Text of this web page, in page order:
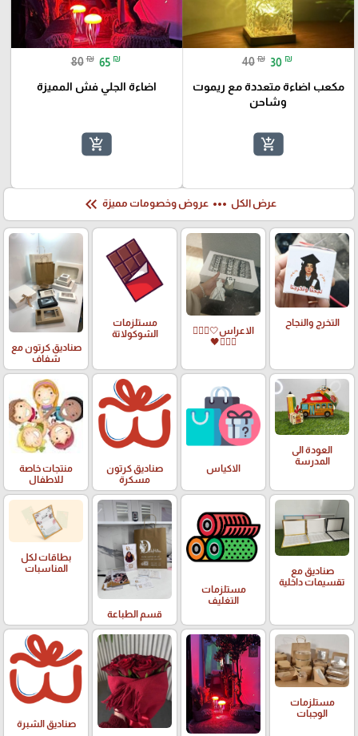
40 ₪ 30 ₪
مكعب اضاءة متعددة مع ريموت
وشاحن
add_shopping_cart
80 ₪ 65 ₪
اضاءة الجلي فش المميزة
add_shopping_cart
عرض الكل more_horiz عروض وخصومات مميزة keyboard_double_arrow_left
التخرج والنجاح
الاعراس🤍🤵🏻‍♀️
👰🏻‍♀️🖤
مستلزمات
الشوكولاتة
صناديق كرتون مع
شفاف
العودة الى
المدرسة
الاكياس
صناديق كرتون
مسكرة
منتجات خاصة
للاطفال
صناديق مع
تقسيمات داخلية
مستلزمات
التغليف
قسم الطباعة
بطاقات لكل
المناسبات
مستلزمات
الوجبات
صناديق الشبرة